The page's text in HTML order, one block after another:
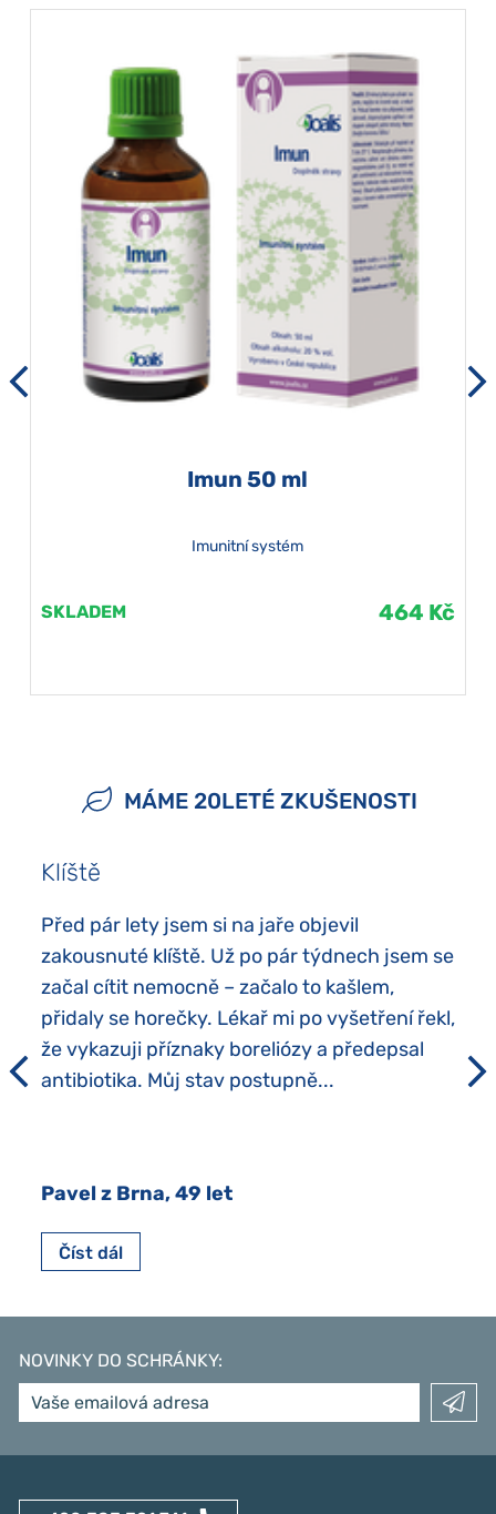
Imun 50 ml
Imunitní systém
SKLADEM 464 Kč
MÁME 20LETÉ ZKUŠENOSTI
Klíště
Před pár lety jsem si na jaře objevil
zakousnuté klíště. Už po pár týdnech jsem se
začal cítit nemocně – začalo to kašlem,
přidaly se horečky. Lékař mi po vyšetření řekl,
že vykazuji příznaky boreliózy a předepsal
antibiotika. Můj stav postupně...
Pavel z Brna, 49 let
Číst dál
NOVINKY DO SCHRÁNKY: